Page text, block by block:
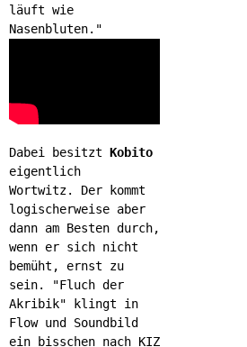
läuft wie
Nasenbluten."​
Dabei besitzt Kobito
eigentlich
Wortwitz.
Der kommt
logischerweise aber
dann am Besten durch,
wenn er sich nicht
bemüht, ernst zu
sein. "Fluch der
Akribik" klingt in
Flow und Soundbild
ein bisschen nach KIZ